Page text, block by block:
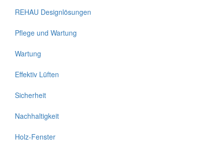
REHAU Designlösungen
Pflege und Wartung
Wartung
Effektiv Lüften
Sicherheit
Nachhaltigkeit
Holz-Fenster